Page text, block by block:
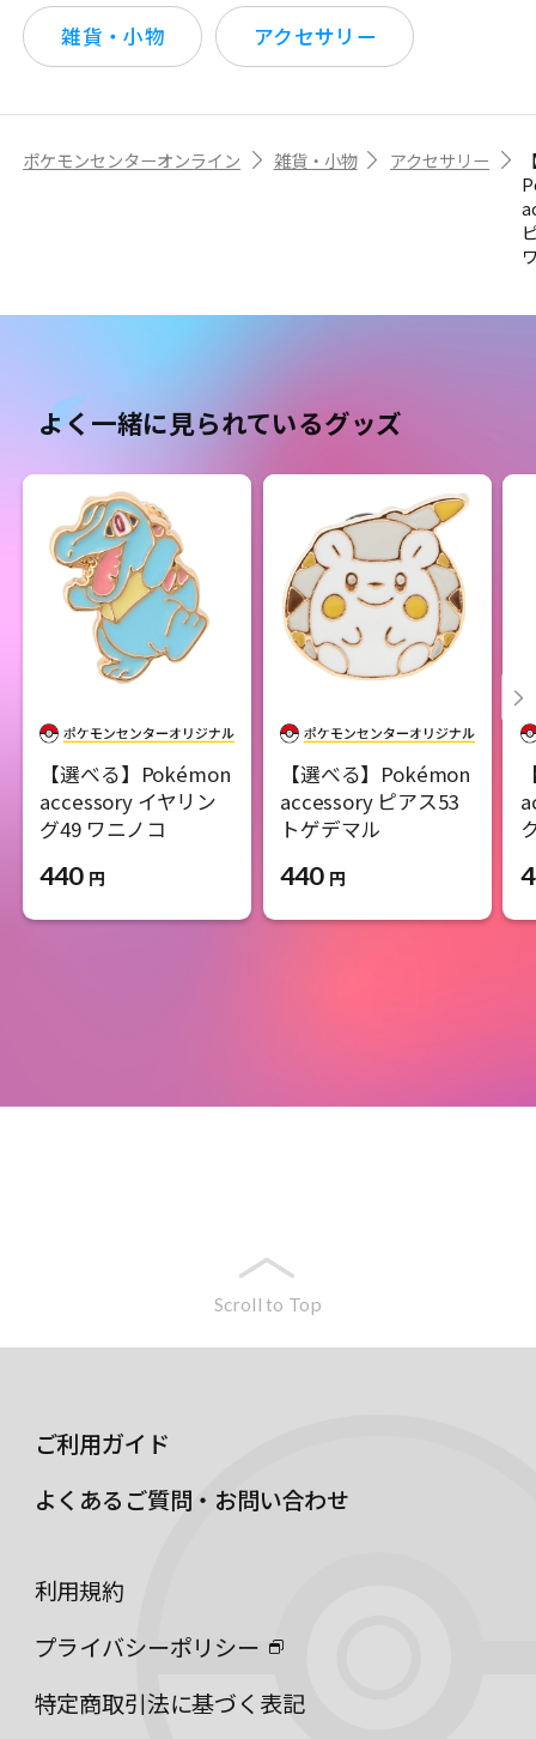
雑貨・小物 アクセサリー
ポケモンセンターオンライン 雑貨・小物 アクセサリー
よく一緒に見られているグッズ
【選べる】Pokémon
accessory イヤリン
グ49 ワニノコ
440 円
【選べる】Pokémon
accessory ピアス53
トゲデマル
440 円
Scroll to Top
ご利用ガイド
よくあるご質問・お問い合わせ
利用規約
プライバシーポリシー
特定商取引法に基づく表記